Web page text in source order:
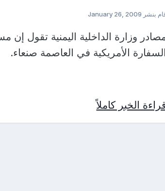
بنشر January 26, 2009
وزارة الداخلية اليمنية تقول إن
السفارة الأمريكية في العاصمة صنعاء.
الخبر كاملاً